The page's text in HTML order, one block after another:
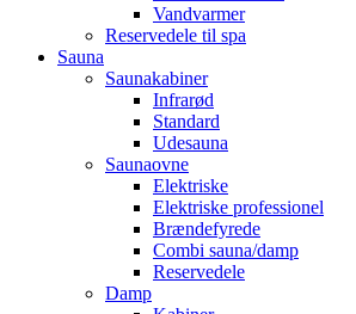
Vandvarmer
Reservedele til spa
Sauna
Saunakabiner
Infrarød
Standard
Udesauna
Saunaovne
Elektriske
Elektriske professionel
Brændefyrede
Combi sauna/damp
Reservedele
Damp